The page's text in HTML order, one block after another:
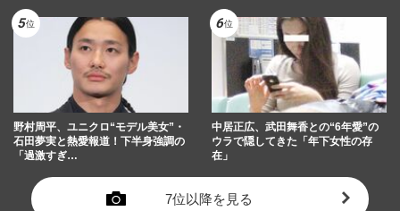
野村周平、ユニクロ“モデル美女”・
石田夢実と熱愛報道！下半身強調の
「過激すぎ…
中居正広、武田舞香との“6年愛”の
ウラで隠してきた「年下女性の存
在」
7位以降を見る